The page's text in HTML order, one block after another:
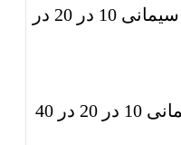
مشخصات بلوک سبک سیمانی 10 در 20 در
تصاویر بلوک سبک سیمانی 10 در 20 در 40